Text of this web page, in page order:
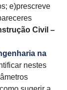
e)prescreve
Civil –
na
nestes